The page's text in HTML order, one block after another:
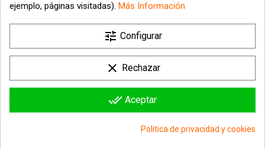
Información sobre la tienda 
ejemplo, páginas visitadas). Más Información
tune Configurar
clear Rechazar
done_all Aceptar
Política de privacidad y cookies